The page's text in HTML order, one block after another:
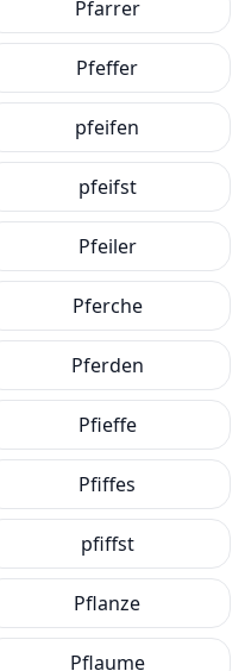
Pfarrer
Pfeffer
pfeifen
pfeifst
Pfeiler
Pferche
Pferden
Pfieffe
Pfiffes
pfiffst
Pflanze
Pflaume